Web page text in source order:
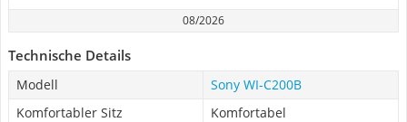
08/2026
Technische Details
Modell
Sony WI-C200B
Komfortabler Sitz
Komfortabel